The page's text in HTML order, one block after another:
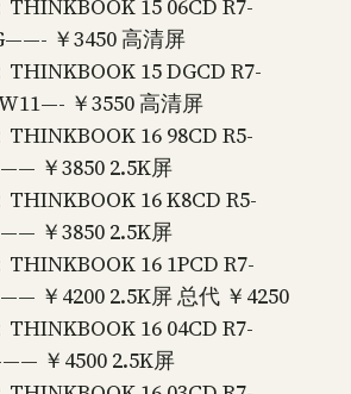
15 06CD R7-
￥3450 高清屏
15 DGCD R7-
￥3550 高清屏
16 98CD R5-
￥3850 2.5K屏
16 K8CD R5-
￥3850 2.5K屏
16 1PCD R7-
￥4200 2.5K屏 总代 ￥4250
16 04CD R7-
￥4500 2.5K屏